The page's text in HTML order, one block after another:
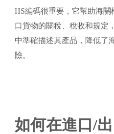
HS編碼很重要，它幫助海
口貨物的關稅、稅收和規定
中準確描述其產品，降低了
險。
如何在進口/